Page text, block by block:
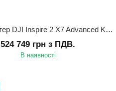
Квадрокоптер DJI Inspire 2 X7 Advanced Kit UA CERT. (Передзамовлення)
524 749 грн з ПДВ.
В наявності